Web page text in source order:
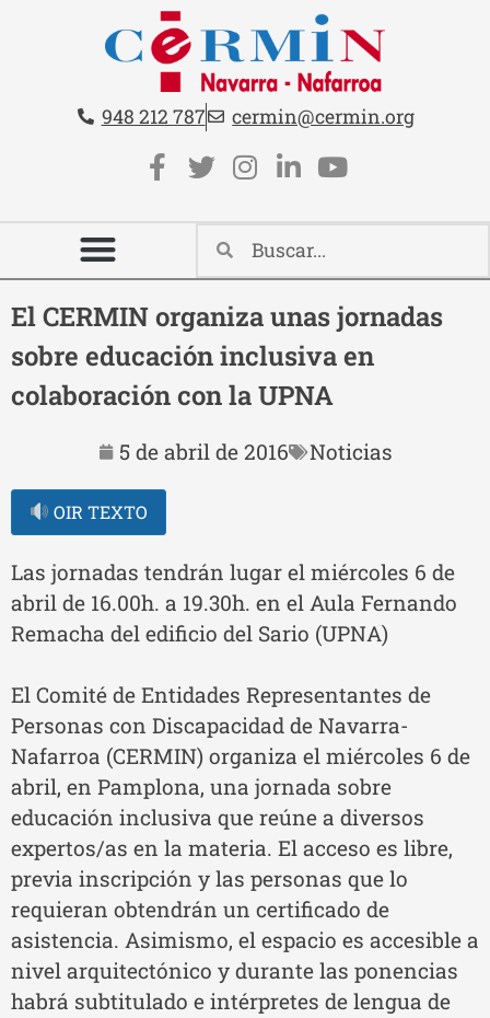
Contacto cabecera
Teléfono:
948 212 787 Email:
cermin@cermin.org
Redes sociales cabecera
El CERMIN organiza unas jornadas
sobre educación inclusiva en
colaboración con la UPNA
5 de abril de 2016 Noticias
OIR TEXTO
Las jornadas tendrán lugar el miércoles 6 de
abril de 16.00h. a 19.30h. en el Aula Fernando
Remacha del edificio del Sario (UPNA)
El Comité de Entidades Representantes de
Personas con Discapacidad de Navarra-
Nafarroa (CERMIN) organiza el miércoles 6 de
abril, en Pamplona, una jornada sobre
educación inclusiva que reúne a diversos
expertos/as en la materia. El acceso es libre,
previa inscripción y las personas que lo
requieran obtendrán un certificado de
asistencia. Asimismo, el espacio es accesible a
nivel arquitectónico y durante las ponencias
habrá subtitulado e intérpretes de lengua de